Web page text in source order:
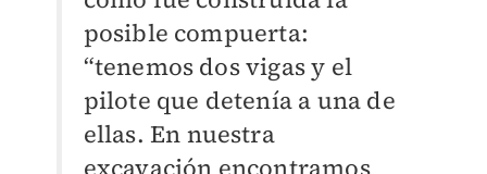
posible compuerta:
“tenemos dos vigas y el
pilote que detenía a una de
ellas. En nuestra
excavación encontramos